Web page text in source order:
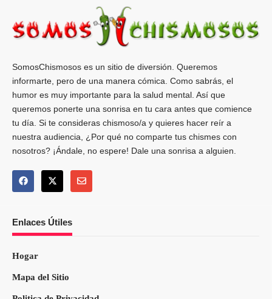
SomosChismosos es un sitio de diversión. Queremos
informarte, pero de una manera cómica. Como sabrás, el
humor es muy importante para la salud mental. Así que
queremos ponerte una sonrisa en tu cara antes que comience
tu día. Si te consideras chismoso/a y quieres hacer reír a
nuestra audiencia, ¿Por qué no comparte tus chismes con
nosotros? ¡Ándale, no espere! Dale una sonrisa a alguien.
Enlaces Útiles
Hogar
Mapa del Sitio